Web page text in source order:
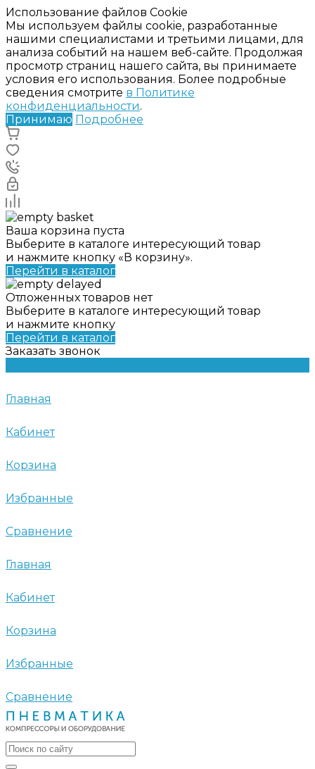
Использование файлов Cookie
Мы используем файлы cookie, разработанные
нашими специалистами и третьими лицами, для
анализа событий на нашем веб-сайте. Продолжая
просмотр страниц нашего сайта, вы принимаете
условия его использования. Более подробные
сведения смотрите в Политике
конфиденциальности.
Принимаю Подробнее
Ваша корзина пуста
Выберите в каталоге интересующий товар
и нажмите кнопку «В корзину».
Перейти в каталог
Отложенных товаров нет
Выберите в каталоге интересующий товар
и нажмите кнопку
Перейти в каталог
Заказать звонок
Главная
Кабинет
Корзина
Избранные
Сравнение
Главная
Кабинет
Корзина
Избранные
Сравнение